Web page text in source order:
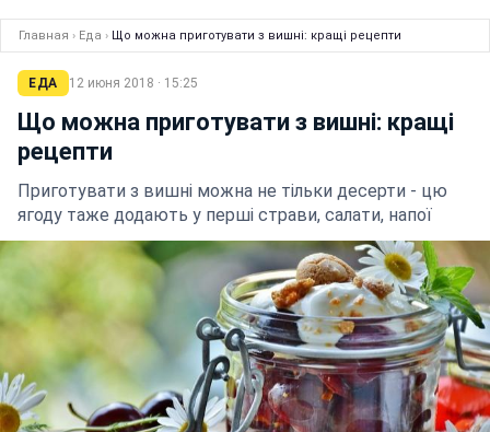
Главная › Еда › Що можна приготувати з вишні: кращі рецепти
ЕДА 12 июня 2018 · 15:25
Що можна приготувати з вишні: кращі
рецепти
Приготувати з вишні можна не тільки десерти - цю
ягоду таже додають у перші страви, салати, напої